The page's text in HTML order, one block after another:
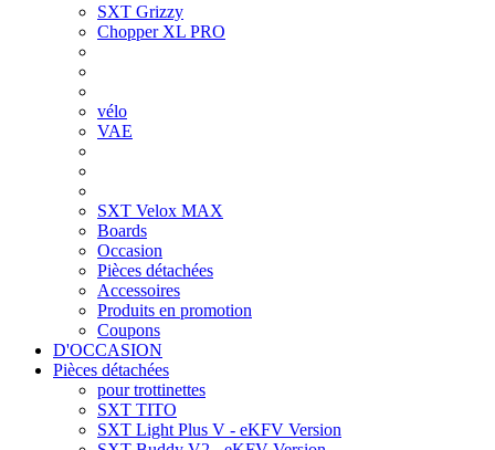
SXT Grizzy
Chopper XL PRO
vélo
VAE
SXT Velox MAX
Boards
Occasion
Pièces détachées
Accessoires
Produits en promotion
Coupons
D'OCCASION
Pièces détachées
pour trottinettes
SXT TITO
SXT Light Plus V - eKFV Version